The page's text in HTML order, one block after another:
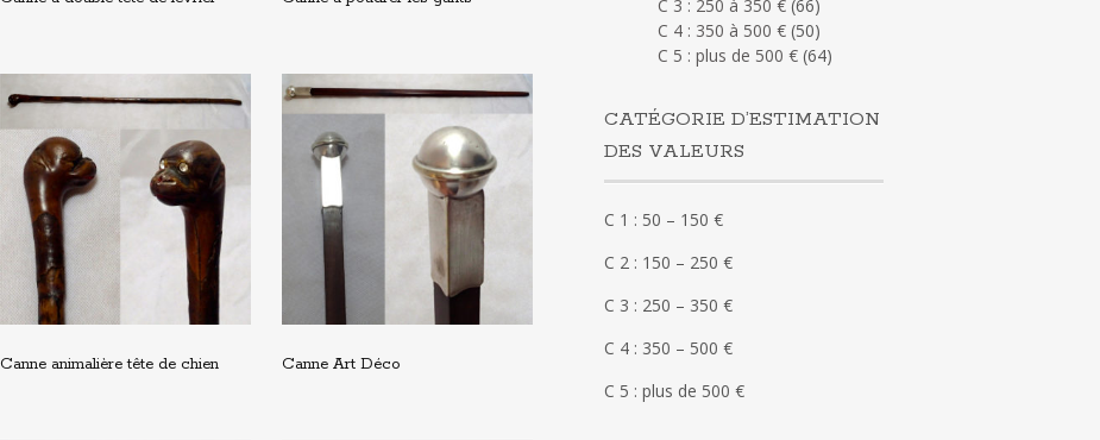
Canne animalière tête de chien Canne Art Déco
C 3 : 250 à 350 € (66)
C 4 : 350 à 500 € (50)
C 5 : plus de 500 € (64)
CATÉGORIE D’ESTIMATION
DES VALEURS
C 1 : 50 – 150 €
C 2 : 150 – 250 €
C 3 : 250 – 350 €
C 4 : 350 – 500 €
C 5 : plus de 500 €